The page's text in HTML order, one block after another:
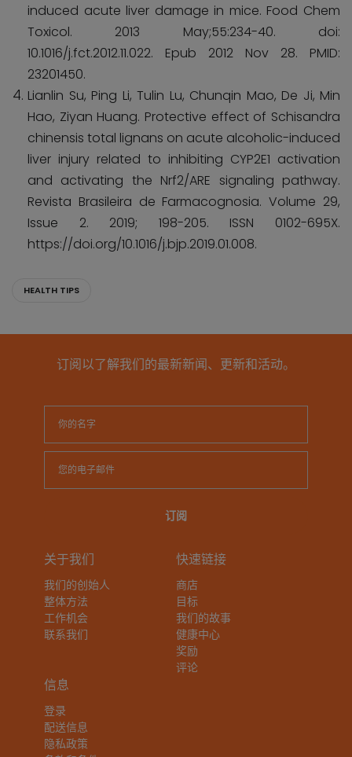
induced acute liver damage in mice. Food Chem
Toxicol. 2013 May;55:234-40. doi:
10.1016/j.fct.2012.11.022. Epub 2012 Nov 28. PMID:
23201450.
Lianlin Su, Ping Li, Tulin Lu, Chunqin Mao, De Ji, Min
Hao, Ziyan Huang. Protective effect of Schisandra
chinensis total lignans on acute alcoholic-induced
liver injury related to inhibiting CYP2E1 activation
and activating the Nrf2/ARE signaling pathway.
Revista Brasileira de Farmacognosia. Volume 29,
Issue 2. 2019; 198-205. ISSN 0102-695X.
https://doi.org/10.1016/j.bjp.2019.01.008.
HEALTH TIPS
订阅以了解我们的最新新闻、更新和活动。
关于我们
我们的创始人
整体方法
工作机会
联系我们
快速链接
商店
目标
我们的故事
健康中心
奖励
评论
信息
登录
配送信息
隐私政策